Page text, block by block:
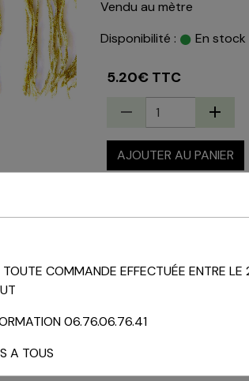
Vendu au mètre
Disponibilité :
En stock
5.20€ TTC
AJOUTER AU PANIER
COMMANDE EFFECTUÉE ENTRE
06.76.06.76.41
A TOUS